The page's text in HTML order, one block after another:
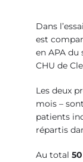
Dans
est
en APA du
CHU de
Les deux
mois –
patients
répartis
Au total